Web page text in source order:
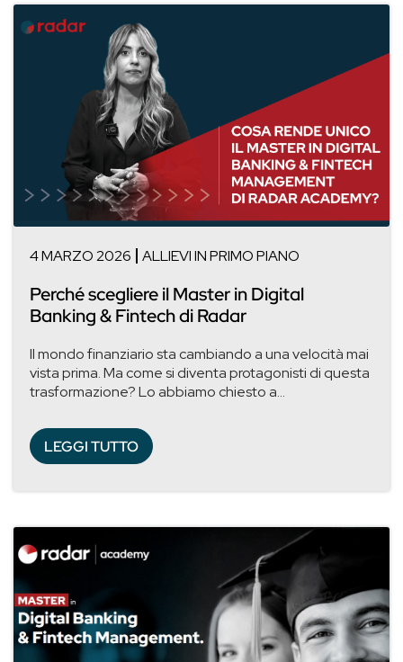
4 MARZO 2026 ALLIEVI IN PRIMO PIANO
Perché scegliere il Master in Digital
Banking & Fintech di Radar
Il mondo finanziario sta cambiando a una velocità mai
vista prima. Ma come si diventa protagonisti di questa
trasformazione? Lo abbiamo chiesto a...
LEGGI TUTTO